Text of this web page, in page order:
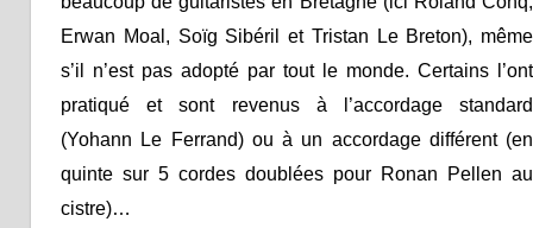
Erwan Moal, Soïg Sibéril et Tristan Le Breton), même
s’il n’est pas adopté par tout le monde. Certains l’ont
pratiqué et sont revenus à l’accordage standard
(Yohann Le Ferrand) ou à un accordage différent (en
quinte sur 5 cordes doublées pour Ronan Pellen au
cistre)…